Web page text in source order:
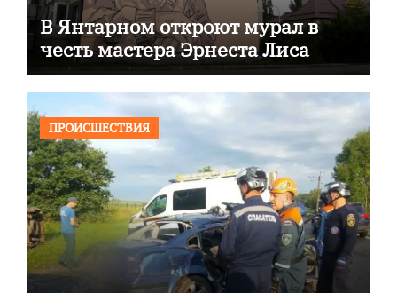
В Янтарном откроют мурал в
честь мастера Эрнеста Лиса
ПРОИСШЕСТВИЯ